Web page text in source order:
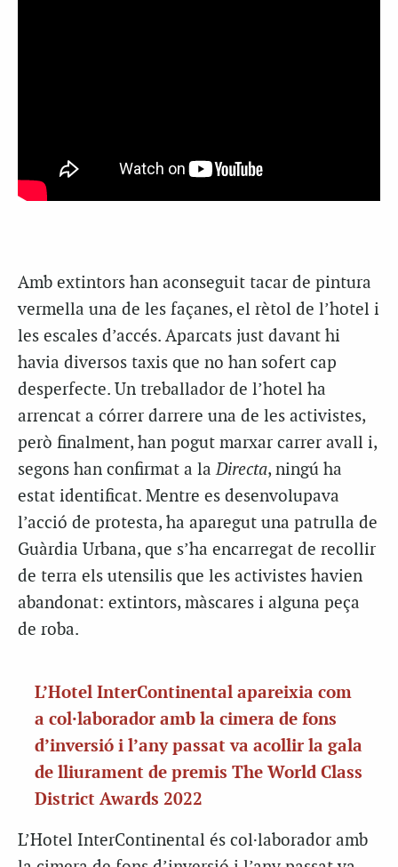
Amb extintors han aconseguit tacar de pintura
vermella una de les façanes, el rètol de l’hotel i
les escales d’accés. Aparcats just davant hi
havia diversos taxis que no han sofert cap
desperfecte. Un treballador de l’hotel ha
arrencat a córrer darrere una de les activistes,
però finalment, han pogut marxar carrer avall i,
segons han confirmat a laDirecta, ningú ha
estat identificat. Mentre es desenvolupava
l’acció de protesta, ha aparegut una patrulla de
Guàrdia Urbana, que s’ha encarregat de recollir
de terra els utensilis que les activistes havien
abandonat: extintors, màscares i alguna peça
de roba.
L’Hotel InterContinental apareixia com
a col·laborador amb la cimera de fons
d’inversió i l’any passat va acollir la gala
de lliurament de premis The World Class
District Awards 2022
L’Hotel InterContinental és col·laborador amb